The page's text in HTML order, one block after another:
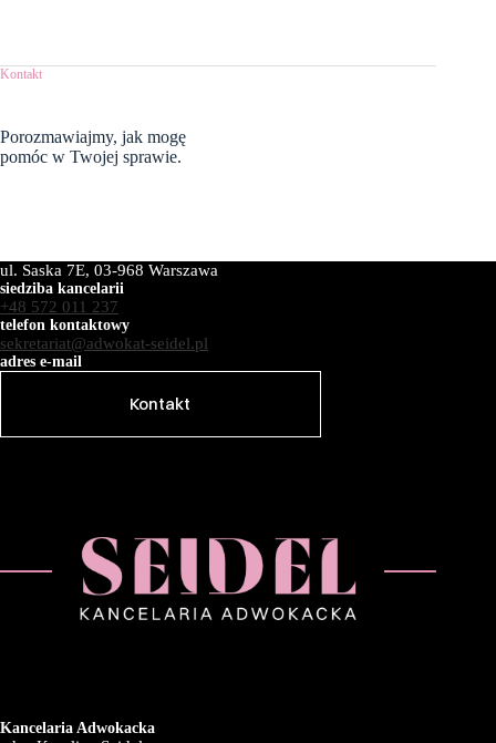
Kontakt
Porozmawiajmy, jak mogę
pomóc w Twojej sprawie.
ul. Saska 7E, 03-968 Warszawa
siedziba kancelarii
+48 572 011 237
telefon kontaktowy
sekretariat@adwokat-seidel.pl
adres e-mail
Kontakt
Kancelaria Adwokacka